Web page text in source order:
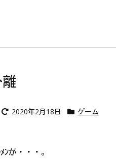
2020年2月18日 ゲーム
が・・・。